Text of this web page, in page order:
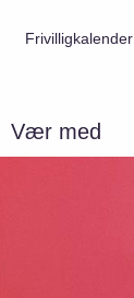
Vær med
Frivilligkalender